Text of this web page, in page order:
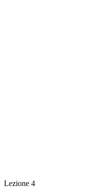
Lezione 4